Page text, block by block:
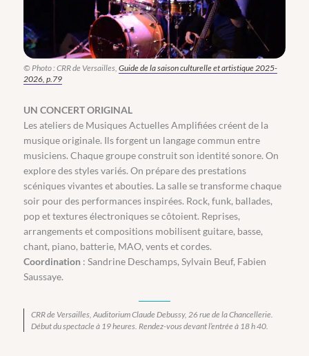
© Photo : CRR de Versailles, Guide de la saison culturelle et artistique 2025-
2026, p.79
UN CONCERT ORIGINAL
Les ateliers de Musiques Actuelles Amplifiées créent de la
musique originale. Ils forgent un langage commun entre
musiciens. Chaque groupe construit son identité sonore. On
explore des styles variés. On prépare des prestations
scéniques vivantes et abouties. La salle se transforme chaque
soir pour des performances inspirées. Rock, funk, ballades,
pop et textures électroniques se côtoient. Reprises,
arrangements et compositions mobilisent guitare, basse,
chant, piano, batterie, MAO, vents et cordes.
Coordination : Sandrine Deschamps, Sylvain Beuf, Fabien
Saussaye.
CRR de Versailles, Auditorium Claude Debussy, 26 rue de la Chancellerie.
Début du spectacle à 19 heures. Rendez-vous devant l’entrée à 18 h 40.